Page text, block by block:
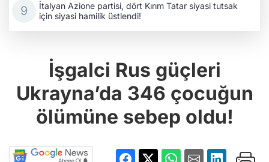
İtalyan Azione partisi, dört Kırım Tatar siyasi tutsak
için siyasi hamilik üstlendi!
İşgalci Rus güçleri
Ukrayna’da 346 çocuğun
ölümüne sebep oldu!